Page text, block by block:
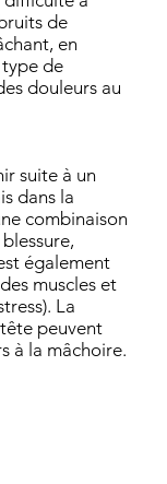
de
en
de
douleurs au
suite à un
dans la
combinaison
également
muscles et
La
peuvent
à la mâchoire.